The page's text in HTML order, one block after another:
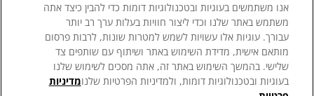
© 2025 Hill's Pet Nutrition, Inc.
כֹּל הַזְכוּיוֹת שְׁמוּרוֹת.
כפי שמשתמשים בו כאן, מציין סטטוס של סימן מסחרי רשום בארה"ב
בלבד; סטטוס הרישום באזורים גיאוגרפיים אחרים עשוי להיות שונה.
השימוש שלך באתר זה כפוף לתנאים שלנו.
אנו משתמשים בעוגיות ובטכנולוגיות דומות כדי להבין כיצד אתה
משתמש באתר שלנו וכדי ליצור חוויות בעלות ערך רב יותר
עבורך. עוגיות אלו עשויות לשמש למטרות שונות, לרבות פרסום
מותאם אישית, מדידת השימוש באתר ושיתוף עם שותפים צד
שלישי. בהמשך השימוש באתר זה, אתה מסכים לשימוש שלנו
בעוגיות ובטכנולוגיות דומות, ולמדיניות הפרטיות שלנומדיניות